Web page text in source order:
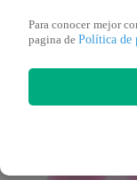
Para conocer mejor
pagina de Política de